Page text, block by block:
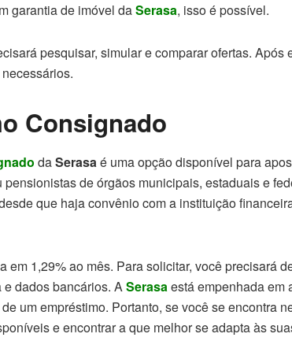
garantia de imóvel daSerasa, isso é possível.
pesquisar, simular e comparar ofertas.
Consignado
daSerasaé uma opção disponível para
de órgãos municipais, estaduais e
que haja convênio com a instituição
em 1,29% ao mês. Para solicitar, você precisará
dados bancários. ASerasaestá empenhada em
um empréstimo. Portanto, se você se encontra
e encontrar a que melhor se adapta às